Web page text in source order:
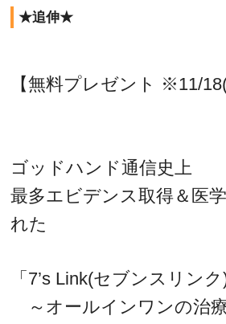
★追伸★
【無料プレゼント ※11/18(
ゴッドハンド通信史上
最多エビデンス取得＆医
れた
「7’s Link(セブンスリンク
～オールインワンの治療